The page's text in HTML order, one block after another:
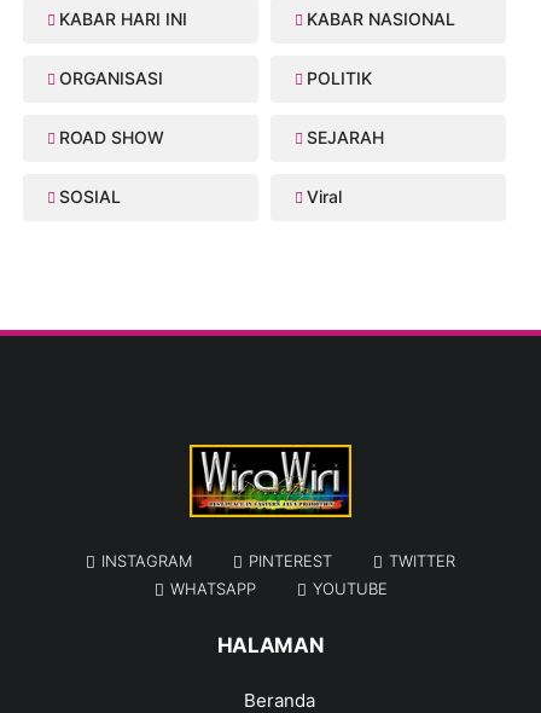
KABAR HARI INI KABAR NASIONAL
ORGANISASI POLITIK
ROAD SHOW SEJARAH
SOSIAL Viral
INSTAGRAM PINTEREST
TWITTER
WHATSAPP
YOUTUBE
HALAMAN
Beranda